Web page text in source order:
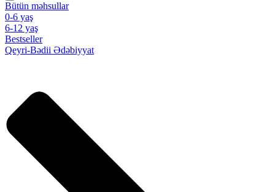
Bütün məhsullar
0-6 yaş
6-12 yaş
Bestseller
Qeyri-Bədii Ədəbiyyat